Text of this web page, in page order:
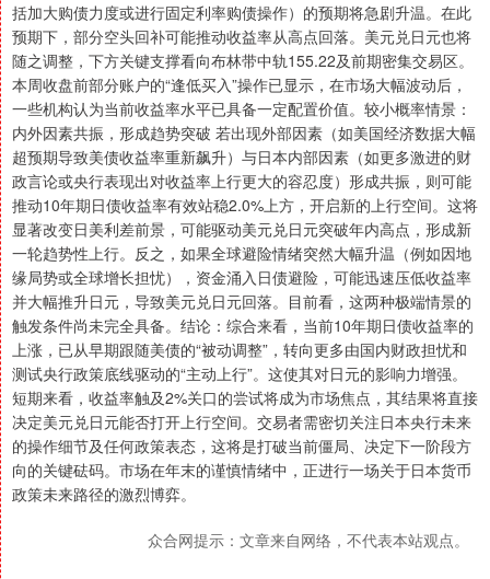
括加大购债力度或进行固定利率购债操作）的预期将急剧升温。在此
预期下，部分空头回补可能推动收益率从高点回落。美元兑日元也将
随之调整，下方关键支撑看向布林带中轨155.22及前期密集交易区。
本周收盘前部分账户的“逢低买入”操作已显示，在市场大幅波动后，
一些机构认为当前收益率水平已具备一定配置价值。较小概率情景：
内外因素共振，形成趋势突破 若出现外部因素（如美国经济数据大幅
超预期导致美债收益率重新飙升）与日本内部因素（如更多激进的财
政言论或央行表现出对收益率上行更大的容忍度）形成共振，则可能
推动10年期日债收益率有效站稳2.0%上方，开启新的上行空间。这将
显著改变日美利差前景，可能驱动美元兑日元突破年内高点，形成新
一轮趋势性上行。反之，如果全球避险情绪突然大幅升温（例如因地
缘局势或全球增长担忧），资金涌入日债避险，可能迅速压低收益率
并大幅推升日元，导致美元兑日元回落。目前看，这两种极端情景的
触发条件尚未完全具备。结论：综合来看，当前10年期日债收益率的
上涨，已从早期跟随美债的“被动调整”，转向更多由国内财政担忧和
测试央行政策底线驱动的“主动上行”。这使其对日元的影响力增强。
短期来看，收益率触及2%关口的尝试将成为市场焦点，其结果将直接
决定美元兑日元能否打开上行空间。交易者需密切关注日本央行未来
的操作细节及任何政策表态，这将是打破当前僵局、决定下一阶段方
向的关键砝码。市场在年末的谨慎情绪中，正进行一场关于日本货币
政策未来路径的激烈博弈。
众合网提示：文章来自网络，不代表本站观点。